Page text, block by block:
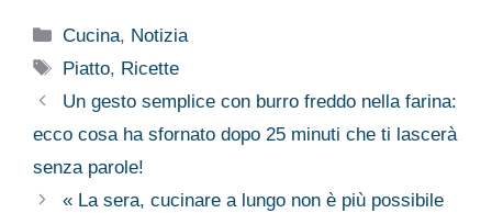
Categorie
Cucina, Notizia
Tag
Piatto, Ricette
Un gesto semplice con burro freddo nella farina:
ecco cosa ha sfornato dopo 25 minuti che ti lascerà
senza parole!
« La sera, cucinare a lungo non è più possibile